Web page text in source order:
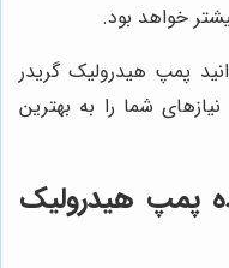
خواهد بود.
پمپ هیدرولیک گریدر
شما را به بهترین
پمپ هیدرولیک